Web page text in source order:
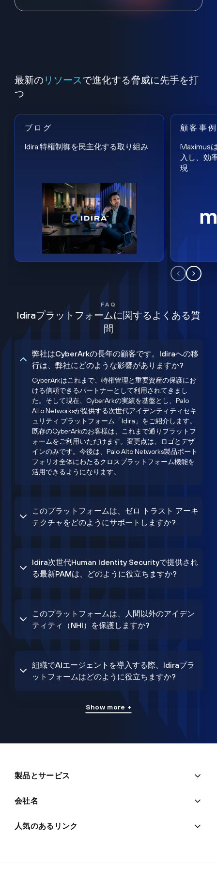
最新の リソースで進化する脅威に先手を打
つ
ブログ
Idira:特権制御を民主化する取り組み
顧客事
Maximus
入し、効
現
FAQ
Idiraプラットフォームに関するよくある質
問
弊社はCyberArkの長年の顧客です。Idiraへの移
行は、弊社にどのような影響がありますか?
CyberArkはこれまで、特権管理と重要資産の保護にお
ける信頼できるパートナーとして利用されてきまし
た。そして現在、CyberArkの実績を基盤とし、Palo
Alto Networksが提供する次世代アイデンティティセキ
ュリティ プラットフォーム「Idira」をご紹介します。
既存のCyberArkのお客様は、これまで通りプラットフ
ォームをご利用いただけます。変更点は、ロゴとデザ
インのみです。今後は、Palo Alto Networks製品ポート
フォリオ全体にわたるクロスプラットフォーム機能を
活用できるようになります。
このプラットフォームは、ゼロ トラスト アーキ
テクチャをどのようにサポートしますか?
Idira次世代Human Identity Securityで提供され
る最新PAMは、どのように役立ちますか?
このプラットフォームは、人間以外のアイデン
ティティ（NHI）を保護しますか?
組織でAIエージェントを導入する際、Idiraプラ
ットフォームはどのように役立ちますか?
Show more +
製品とサービス
会社名
人気のあるリンク